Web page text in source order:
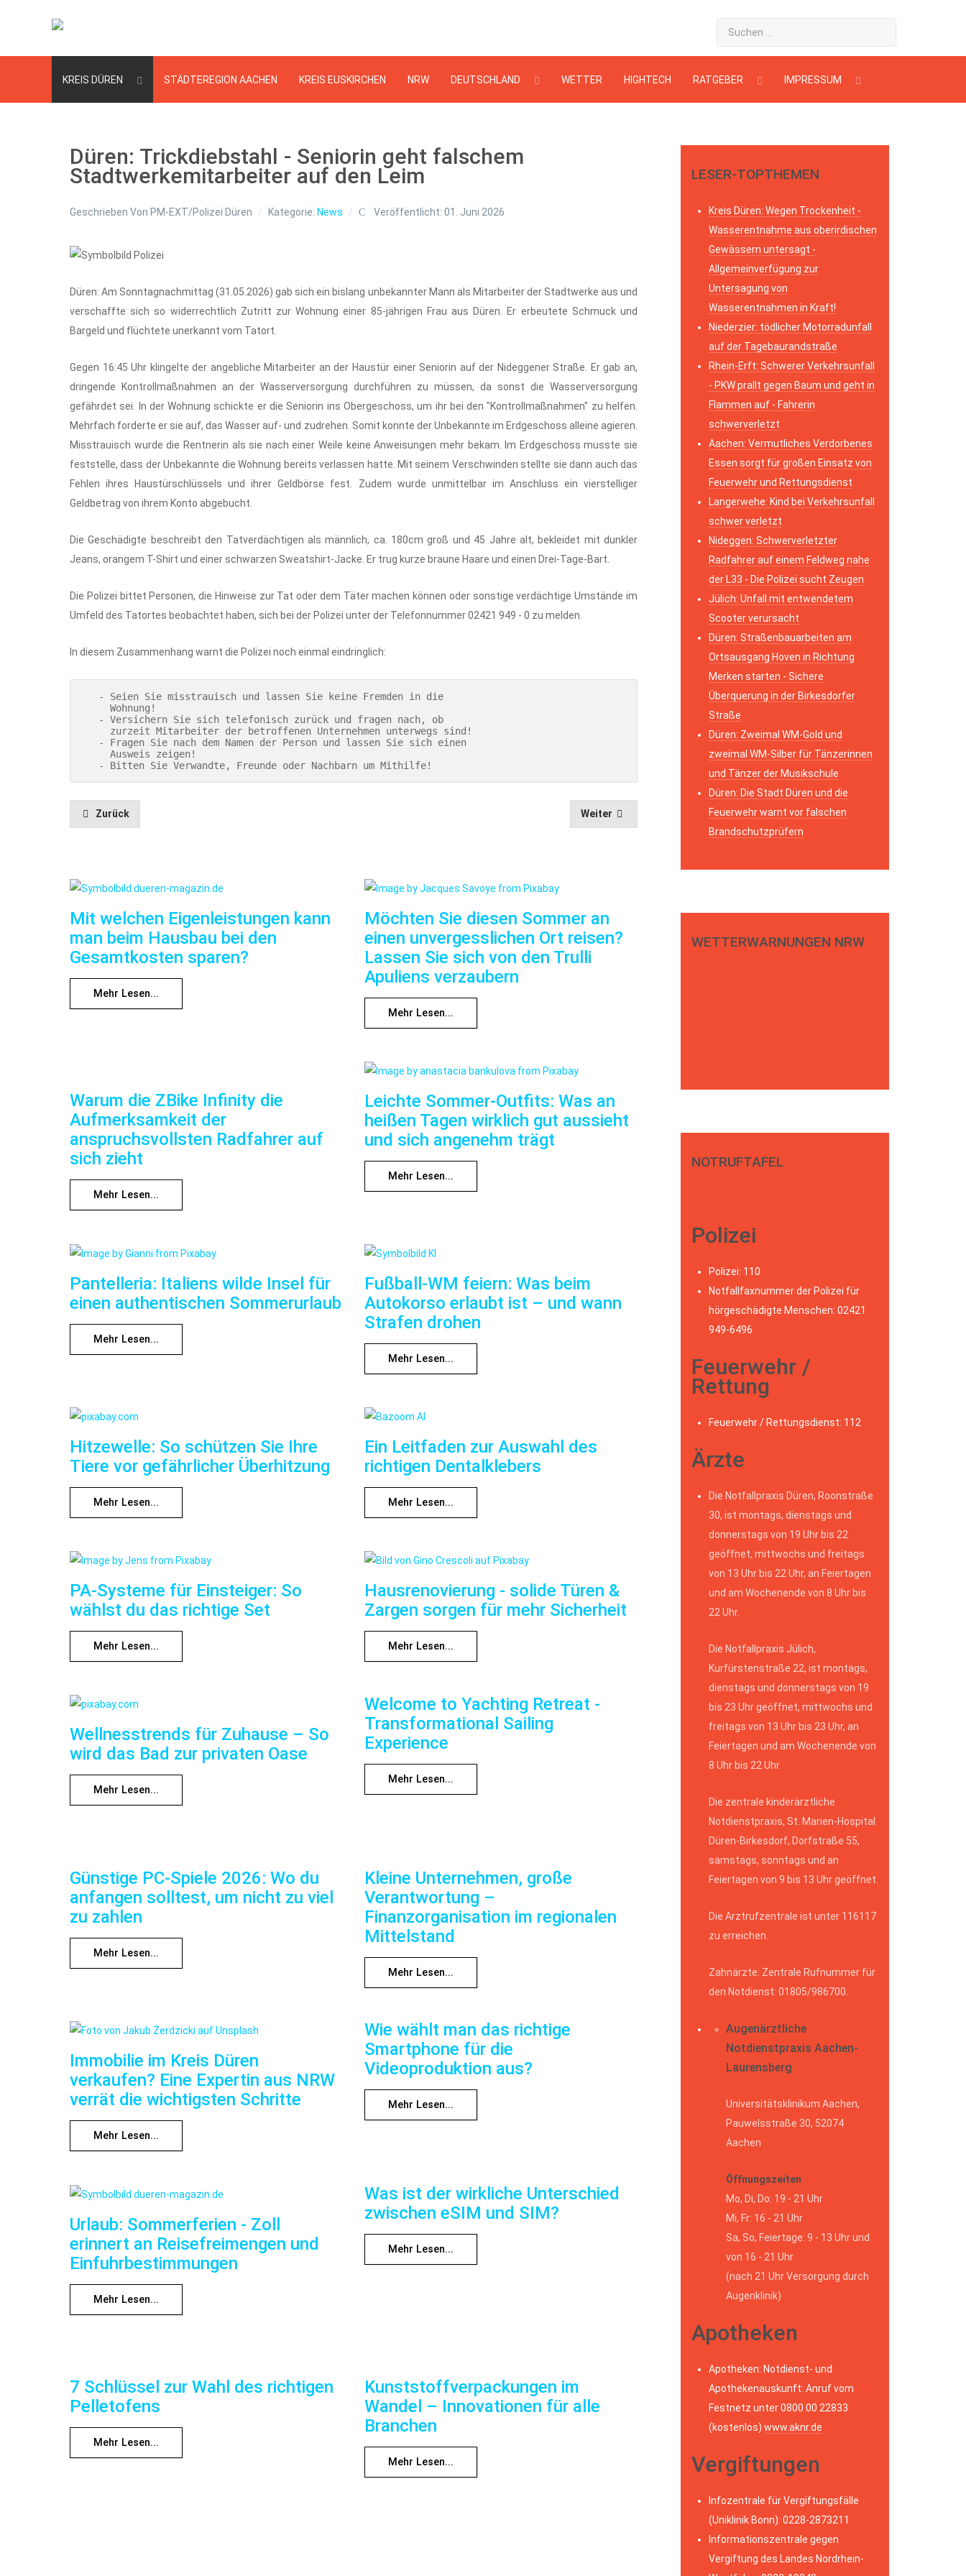
KREIS DÜREN STÄDTEREGION AACHEN KREIS EUSKIRCHEN NRW DEUTSCHLAND WETTER HIGHTECH RATGEBER IMPRESSUM
Düren: Trickdiebstahl - Seniorin geht falschem
Stadtwerkemitarbeiter auf den Leim
Geschrieben Von PM-EXT/Polizei Düren Kategorie: News Veröffentlicht: 01. Juni 2026
Düren: Am Sonntagnachmittag (31.05.2026) gab sich ein bislang unbekannter Mann als Mitarbeiter der Stadtwerke aus und
verschaffte sich so widerrechtlich Zutritt zur Wohnung einer 85-jährigen Frau aus Düren. Er erbeutete Schmuck und
Bargeld und flüchtete unerkannt vom Tatort.
Gegen 16:45 Uhr klingelte der angebliche Mitarbeiter an der Haustür einer Seniorin auf der Nideggener Straße. Er gab an,
dringende Kontrollmaßnahmen an der Wasserversorgung durchführen zu müssen, da sonst die Wasserversorgung
gefährdet sei. In der Wohnung schickte er die Seniorin ins Obergeschoss, um ihr bei den "Kontrollmaßnahmen" zu helfen.
Mehrfach forderte er sie auf, das Wasser auf- und zudrehen. Somit konnte der Unbekannte im Erdgeschoss alleine agieren.
Misstrauisch wurde die Rentnerin als sie nach einer Weile keine Anweisungen mehr bekam. Im Erdgeschoss musste sie
feststelle, dass der Unbekannte die Wohnung bereits verlassen hatte. Mit seinem Verschwinden stellte sie dann auch das
Fehlen ihres Haustürschlüssels und ihrer Geldbörse fest. Zudem wurde unmittelbar im Anschluss ein vierstelliger
Geldbetrag von ihrem Konto abgebucht.
Die Geschädigte beschreibt den Tatverdächtigen als männlich, ca. 180cm groß und 45 Jahre alt, bekleidet mit dunkler
Jeans, orangem T-Shirt und einer schwarzen Sweatshirt-Jacke. Er trug kurze braune Haare und einen Drei-Tage-Bart.
Die Polizei bittet Personen, die Hinweise zur Tat oder dem Täter machen können oder sonstige verdächtige Umstände im
Umfeld des Tatortes beobachtet haben, sich bei der Polizei unter der Telefonnummer 02421 949 - 0 zu melden.
In diesem Zusammenhang warnt die Polizei noch einmal eindringlich:
   - Bitten Sie Verwandte, Freunde oder Nachbarn um Mithilfe!
Zurück Weiter
Mit welchen Eigenleistungen kann
man beim Hausbau bei den
Gesamtkosten sparen?
Mehr Lesen...
Möchten Sie diesen Sommer an
einen unvergesslichen Ort reisen?
Lassen Sie sich von den Trulli
Apuliens verzaubern
Mehr Lesen...
Warum die ZBike Infinity die
Aufmerksamkeit der
anspruchsvollsten Radfahrer auf
sich zieht
Mehr Lesen...
Leichte Sommer-Outfits: Was an
heißen Tagen wirklich gut aussieht
und sich angenehm trägt
Mehr Lesen...
Pantelleria: Italiens wilde Insel für
einen authentischen Sommerurlaub
Mehr Lesen...
Fußball-WM feiern: Was beim
Autokorso erlaubt ist – und wann
Strafen drohen
Mehr Lesen...
Hitzewelle: So schützen Sie Ihre
Tiere vor gefährlicher Überhitzung
Mehr Lesen...
Ein Leitfaden zur Auswahl des
richtigen Dentalklebers
Mehr Lesen...
PA-Systeme für Einsteiger: So
wählst du das richtige Set
Mehr Lesen...
Hausrenovierung - solide Türen &
Zargen sorgen für mehr Sicherheit
Mehr Lesen...
Wellnesstrends für Zuhause – So
wird das Bad zur privaten Oase
Mehr Lesen...
Welcome to Yachting Retreat -
Transformational Sailing
Experience
Mehr Lesen...
Günstige PC-Spiele 2026: Wo du
anfangen solltest, um nicht zu viel
zu zahlen
Mehr Lesen...
Kleine Unternehmen, große
Verantwortung –
Finanzorganisation im regionalen
Mittelstand
Mehr Lesen...
Immobilie im Kreis Düren
verkaufen? Eine Expertin aus NRW
verrät die wichtigsten Schritte
Mehr Lesen...
Wie wählt man das richtige
Smartphone für die
Videoproduktion aus?
Mehr Lesen...
Urlaub: Sommerferien - Zoll
erinnert an Reisefreimengen und
Einfuhrbestimmungen
Mehr Lesen...
Was ist der wirkliche Unterschied
zwischen eSIM und SIM?
Mehr Lesen...
7 Schlüssel zur Wahl des richtigen
Pelletofens
Mehr Lesen...
Kunststoffverpackungen im
Wandel – Innovationen für alle
Branchen
Mehr Lesen...
LESER-TOPTHEMEN
Kreis Düren: Wegen Trockenheit -
Wasserentnahme aus oberirdischen
Gewässern untersagt -
Allgemeinverfügung zur
Untersagung von
Wasserentnahmen in Kraft!
Niederzier: tödlicher Motorradunfall
auf der Tagebaurandstraße
Rhein-Erft: Schwerer Verkehrsunfall
- PKW prallt gegen Baum und geht in
Flammen auf - Fahrerin
schwerverletzt
Aachen: Vermutliches Verdorbenes
Essen sorgt für großen Einsatz von
Feuerwehr und Rettungsdienst
Langerwehe: Kind bei Verkehrsunfall
schwer verletzt
Nideggen: Schwerverletzter
Radfahrer auf einem Feldweg nahe
der L33 - Die Polizei sucht Zeugen
Jülich: Unfall mit entwendetem
Scooter verursacht
Düren: Straßenbauarbeiten am
Ortsausgang Hoven in Richtung
Merken starten - Sichere
Überquerung in der Birkesdorfer
Straße
Düren: Zweimal WM-Gold und
zweimal WM-Silber für Tänzerinnen
und Tänzer der Musikschule
Düren: Die Stadt Düren und die
Feuerwehr warnt vor falschen
Brandschutzprüfern
WETTERWARNUNGEN NRW
NOTRUFTAFEL
Polizei
Polizei: 110
Notfallfaxnummer der Polizei für
hörgeschädigte Menschen: 02421
949-6496
Feuerwehr /
Rettung
Feuerwehr / Rettungsdienst: 112
Ärzte
Die Notfallpraxis Düren, Roonstraße
30, ist montags, dienstags und
donnerstags von 19 Uhr bis 22
geöffnet, mittwochs und freitags
von 13 Uhr bis 22 Uhr, an Feiertagen
und am Wochenende von 8 Uhr bis
22 Uhr.
Die Notfallpraxis Jülich,
Kurfürstenstraße 22, ist montags,
dienstags und donnerstags von 19
bis 23 Uhr geöffnet, mittwochs und
freitags von 13 Uhr bis 23 Uhr, an
Feiertagen und am Wochenende von
8 Uhr bis 22 Uhr.
Die zentrale kinderärztliche
Notdienstpraxis, St. Marien-Hospital
Düren-Birkesdorf, Dorfstraße 55,
samstags, sonntags und an
Feiertagen von 9 bis 13 Uhr geöffnet.
Die Arztrufzentrale ist unter 116117
zu erreichen.
Zahnärzte: Zentrale Rufnummer für
den Notdienst: 01805/986700.
Augenärztliche
Notdienstpraxis Aachen-
Laurensberg
Universitätsklinikum Aachen,
Pauwelsstraße 30, 52074
Aachen
Öffnungszeiten
Mo, Di, Do: 19 - 21 Uhr
Mi, Fr: 16 - 21 Uhr
Sa, So, Feiertage: 9 - 13 Uhr und
von 16 - 21 Uhr
(nach 21 Uhr Versorgung durch
Augenklinik)
Apotheken
Apotheken: Notdienst- und
Apothekenauskunft: Anruf vom
Festnetz unter 0800 00 22833
(kostenlos) www.aknr.de
Vergiftungen
Infozentrale für Vergiftungsfälle
(Uniklinik Bonn): 0228-2873211
Informationszentrale gegen
Vergiftung des Landes Nordrhein-